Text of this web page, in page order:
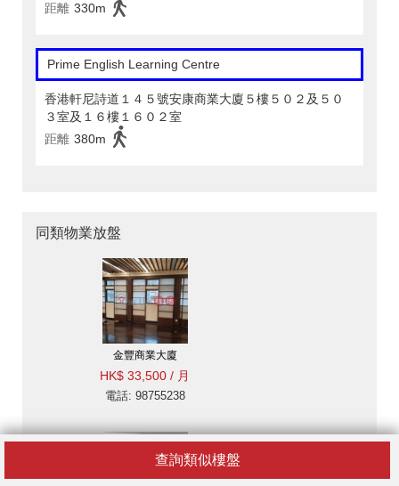
查詢類似樓盤
距離 330m
Prime English Learning Centre
香港軒尼詩道１４５號安康商業大廈５樓５０２及５０
３室及１６樓１６０２室
距離 380m
同類物業放盤
金豐商業大廈
HK$ 33,500 / 月
電話: 98755238